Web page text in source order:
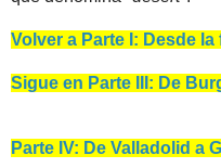
Volver a Parte I: Desde
Sigue en Parte III: De
Parte IV: De Valladolid a